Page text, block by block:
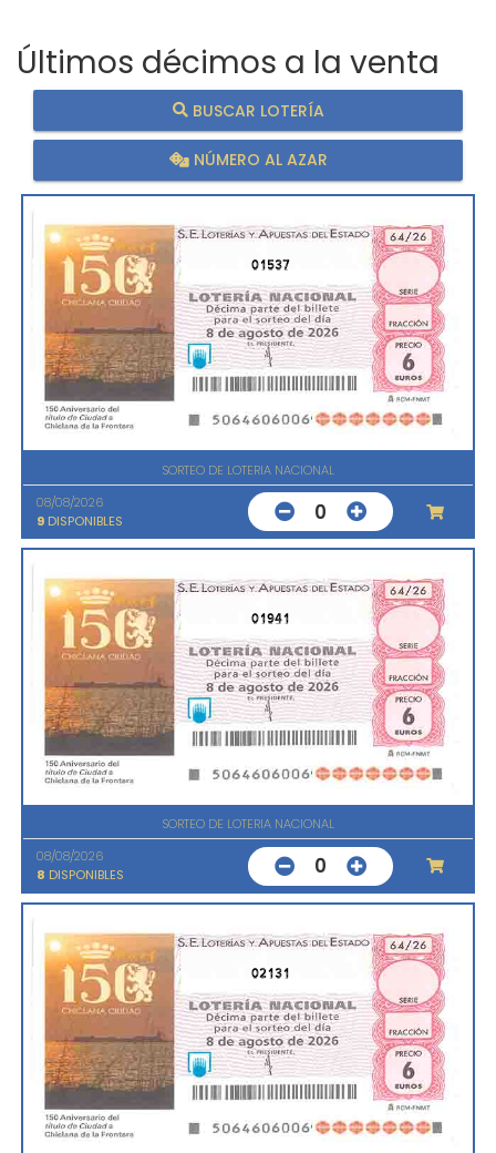
Últimos décimos a la venta
BUSCAR LOTERÍA
NÚMERO AL AZAR
01537
SORTEO DE LOTERIA NACIONAL
08/08/2026
9 DISPONIBLES 0
01941
SORTEO DE LOTERIA NACIONAL
08/08/2026
8 DISPONIBLES 0
02131